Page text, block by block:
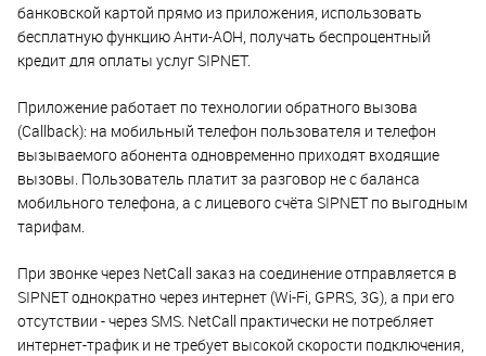
банковской картой прямо из приложения, использовать
бесплатную функцию Анти-АОН, получать беспроцентный
кредит для оплаты услуг SIPNET.
Приложение работает по технологии обратного вызова
(Callback): на мобильный телефон пользователя и телефон
вызываемого абонента одновременно приходят входящие
вызовы. Пользователь платит за разговор не с баланса
мобильного телефона, а с лицевого счёта SIPNET по выгодным
тарифам.
При звонке через NetCall заказ на соединение отправляется в
SIPNET однократно через интернет (Wi-Fi, GPRS, 3G), а при его
отсутствии - через SMS. NetCall практически не потребляет
интернет-трафик и не требует высокой скорости подключения,